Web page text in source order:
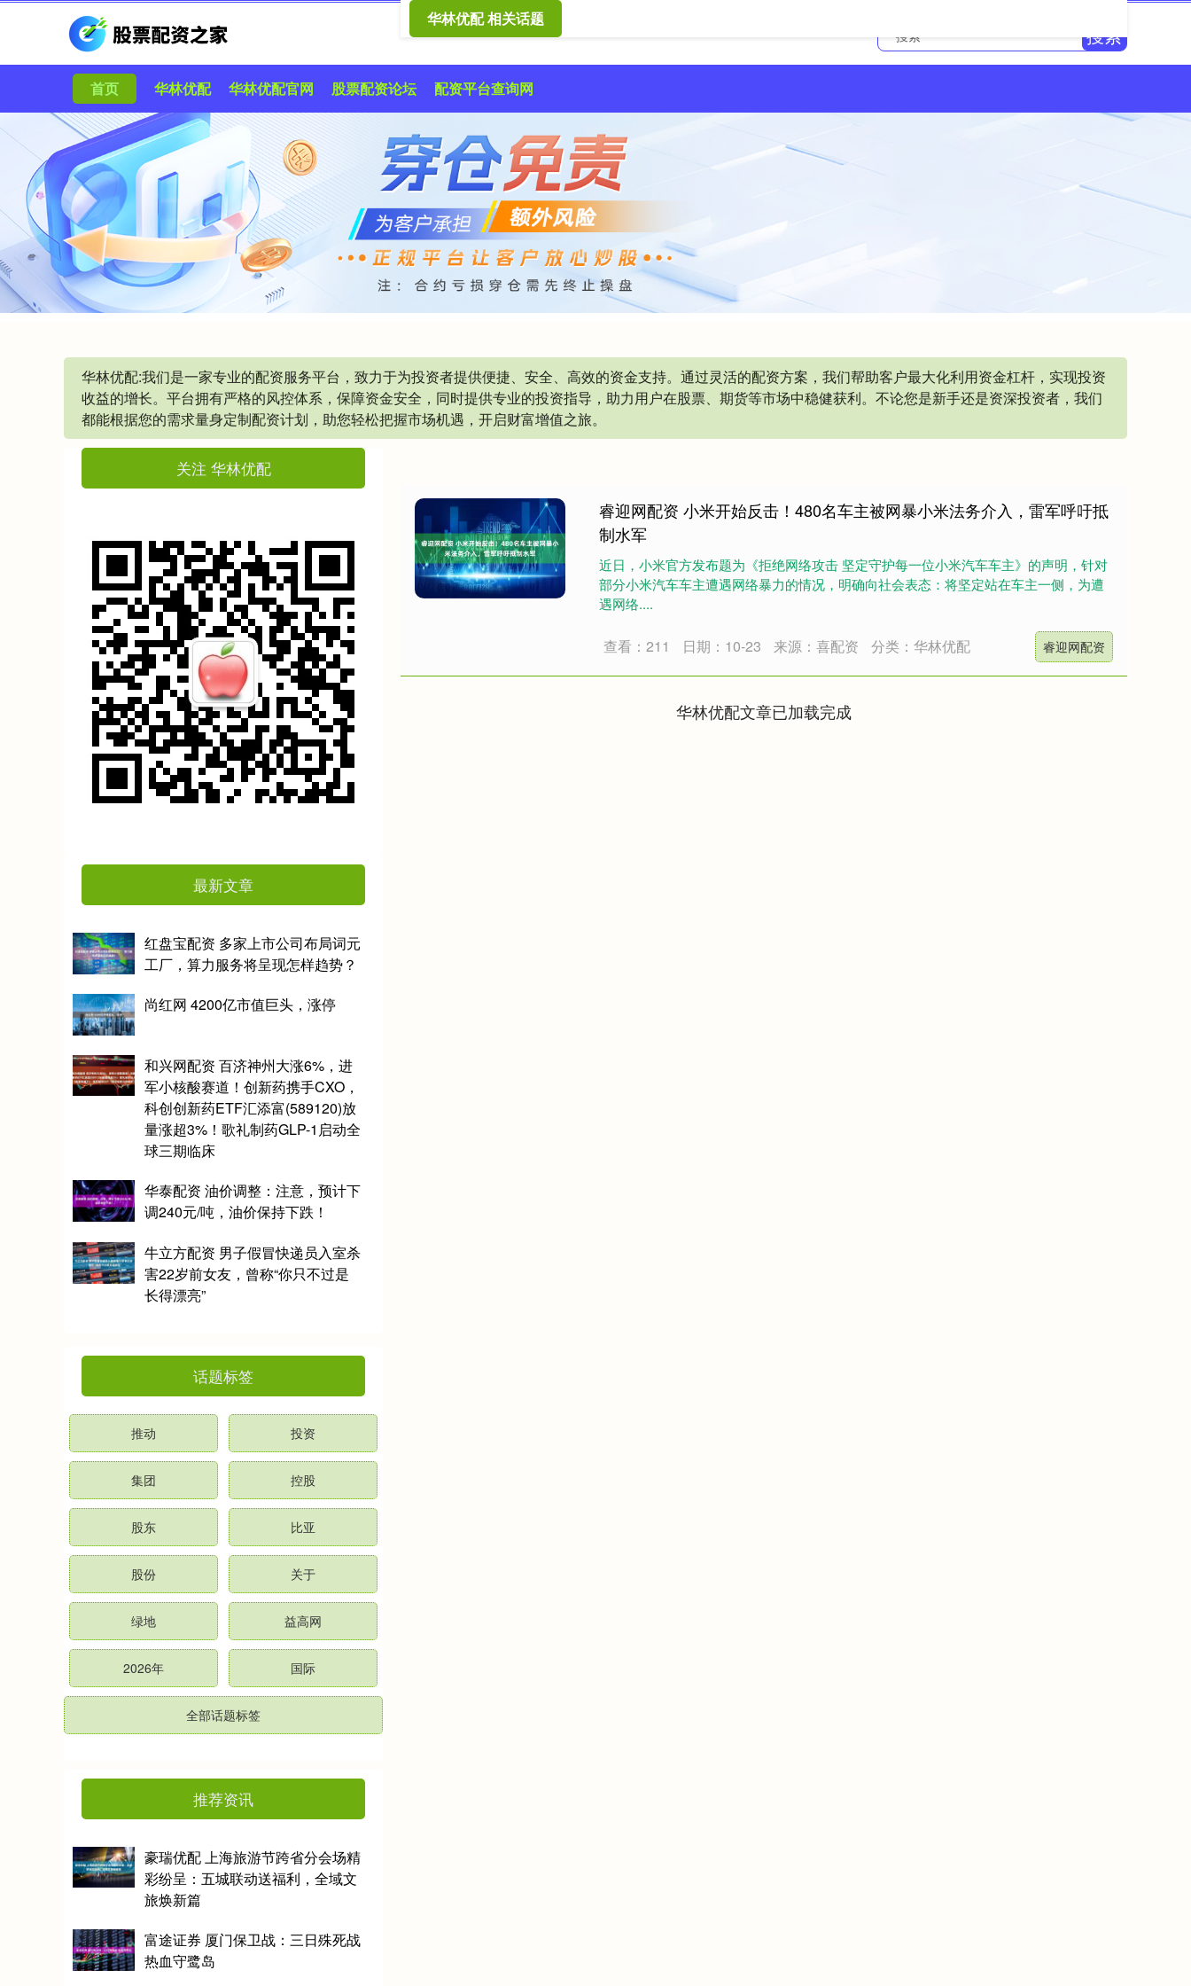
搜索
首页 华林优配 华林优配官网 股票配资论坛 配资平台查询网
华林优配:我们是一家专业的配资服务平台，致力于为投资者提供便捷、安全、高效的资金支持。通过灵活的配资方案，我们帮助客户最大化利用资金杠杆，实现投资
收益的增长。平台拥有严格的风控体系，保障资金安全，同时提供专业的投资指导，助力用户在股票、期货等市场中稳健获利。不论您是新手还是资深投资者，我们
都能根据您的需求量身定制配资计划，助您轻松把握市场机遇，开启财富增值之旅。
华林优配 相关话题
睿迎网配资 小米开始反击！480名车主被网暴小米法务介入，雷军呼吁抵
制水军
近日，小米官方发布题为《拒绝网络攻击 坚定守护每一位小米汽车车主》的声明，针对
部分小米汽车车主遭遇网络暴力的情况，明确向社会表态：将坚定站在车主一侧，为遭
遇网络....
查看：211 日期：10-23 来源：喜配资 分类：华林优配 睿迎网配资
华林优配文章已加载完成
关注 华林优配
最新文章
红盘宝配资 多家上市公司布局词元
工厂，算力服务将呈现怎样趋势？
尚红网 4200亿市值巨头，涨停
和兴网配资 百济神州大涨6%，进
军小核酸赛道！创新药携手CXO，
科创创新药ETF汇添富(589120)放
量涨超3%！歌礼制药GLP-1启动全
球三期临床
华泰配资 油价调整：注意，预计下
调240元/吨，油价保持下跌！
牛立方配资 男子假冒快递员入室杀
害22岁前女友，曾称“你只不过是
长得漂亮”
话题标签
推动 投资
集团 控股
股东 比亚
股份 关于
绿地 益高网
2026年 国际
全部话题标签
推荐资讯
豪瑞优配 上海旅游节跨省分会场精
彩纷呈：五城联动送福利，全域文
旅焕新篇
富途证券 厦门保卫战：三日殊死战
热血守鹭岛